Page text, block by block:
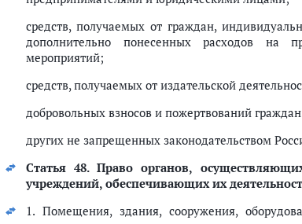
средств, получаемых от граждан,
дополнительно понесенных расходов на
мероприятий;
средств, получаемых от издательской
добровольных взносов и пожертвований
других не запрещенных законодательством
Статья 48.Право органов,
учреждений, обеспечивающих их
1. Помещения, здания, сооружения,